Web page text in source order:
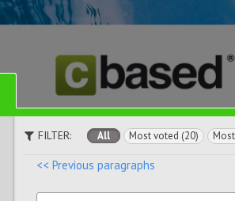
FILTER: All Most voted (20)
<< Previous paragraphs